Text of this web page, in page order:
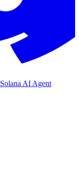
Solana AI Agent